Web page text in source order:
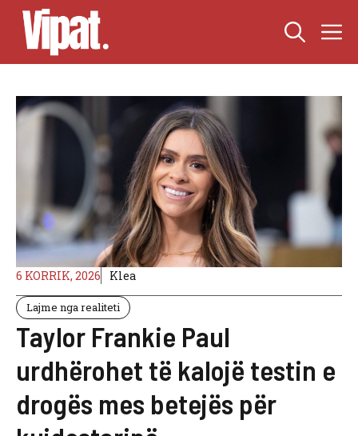
Skip
content
6 KORRIK, 2026 Klea
Lajme nga realiteti
Taylor Frankie Paul
urdhërohet të kalojë testin e
drogës mes betejës për